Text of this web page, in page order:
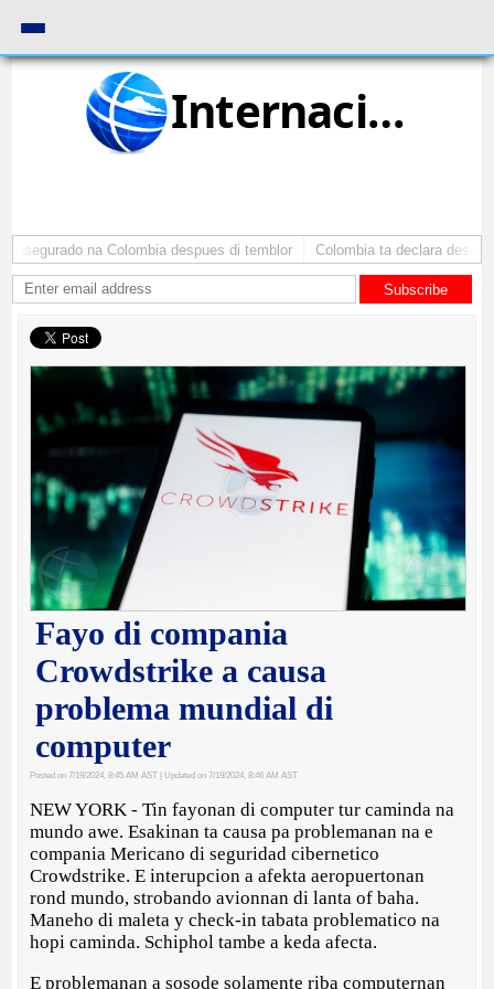
Internacional
asegurado na Colombia despues di temblor Colombia ta declara
Subscribe
Fayo di compania
Crowdstrike a causa
problema mundial di
computer
Posted on 7/19/2024, 8:45 AM AST | Updated on 7/19/2024, 8:46 AM AST
NEW YORK - Tin fayonan di computer tur caminda na
mundo awe. Esakinan ta causa pa problemanan na e
compania Mericano di seguridad cibernetico
Crowdstrike. E interupcion a afekta aeropuertonan
rond mundo, strobando avionnan di lanta of baha.
Maneho di maleta y check-in tabata problematico na
hopi caminda. Schiphol tambe a keda afecta.
E problemanan a sosode solamente riba computernan